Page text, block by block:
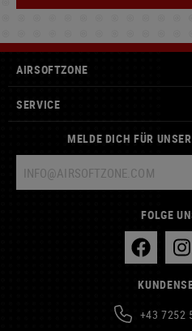
AIRSOFTZONE
SERVICE
MELDE DICH FÜR
FOLGE
+43 7252